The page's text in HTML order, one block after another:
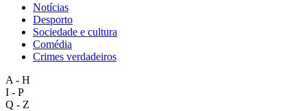
Notícias
Desporto
Sociedade e cultura
Comédia
Crimes verdadeiros
A - H
I - P
Q - Z